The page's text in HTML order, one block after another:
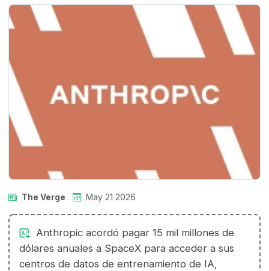
The Verge May 21 2026
Anthropic acordó pagar 15 mil millones de
dólares anuales a SpaceX para acceder a sus
centros de datos de entrenamiento de IA,